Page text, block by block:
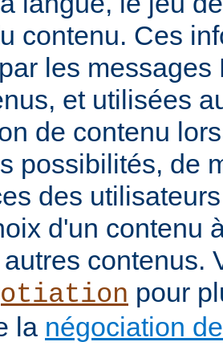
contenu. Ces
les
et utilisées
de contenu
possibilités, de
des
d'un contenu
contenus.
pour
la négociation